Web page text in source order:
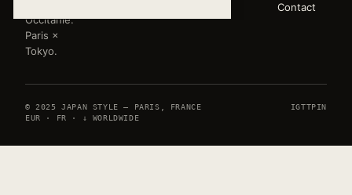
Occitanie.
Paris ×
Tokyo.
Contact
© 2025 JAPAN STYLE — PARIS, FRANCE IGTTPIN
EUR · FR · ↓ WORLDWIDE